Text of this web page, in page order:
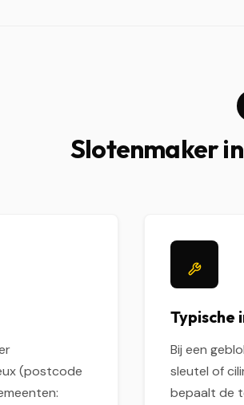
Slotenmaker
(postcode
Typische
Bij een
sleutel of
bepaalt de